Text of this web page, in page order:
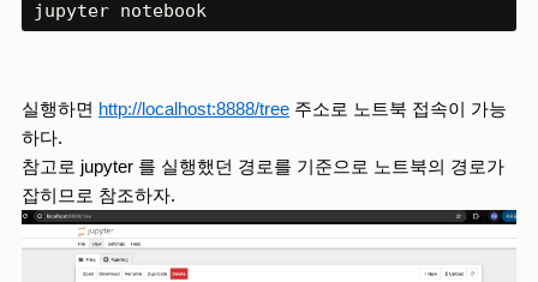
실행하면 http://localhost:8888/tree 주소로 노트북 접속이 가능
하다.
참고로 jupyter 를 실행했던 경로를 기준으로 노트북의 경로가
잡히므로 참조하자.